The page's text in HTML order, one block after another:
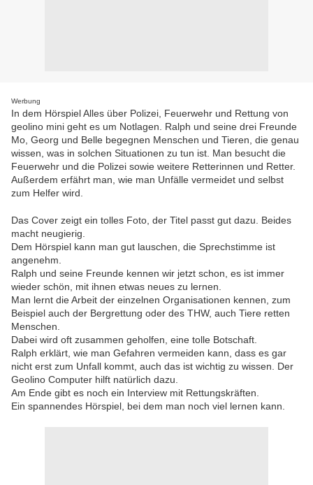
Werbung
In dem Hörspiel Alles über Polizei, Feuerwehr und Rettung von
geolino mini geht es um Notlagen. Ralph und seine drei Freunde
Mo, Georg und Belle begegnen Menschen und Tieren, die genau
wissen, was in solchen Situationen zu tun ist. Man besucht die
Feuerwehr und die Polizei sowie weitere Retterinnen und Retter.
Außerdem erfährt man, wie man Unfälle vermeidet und selbst
zum Helfer wird.
Das Cover zeigt ein tolles Foto, der Titel passt gut dazu. Beides
macht neugierig.
Dem Hörspiel kann man gut lauschen, die Sprechstimme ist
angenehm.
Ralph und seine Freunde kennen wir jetzt schon, es ist immer
wieder schön, mit ihnen etwas neues zu lernen.
Man lernt die Arbeit der einzelnen Organisationen kennen, zum
Beispiel auch der Bergrettung oder des THW, auch Tiere retten
Menschen.
Dabei wird oft zusammen geholfen, eine tolle Botschaft.
Ralph erklärt, wie man Gefahren vermeiden kann, dass es gar
nicht erst zum Unfall kommt, auch das ist wichtig zu wissen. Der
Geolino Computer hilft natürlich dazu.
Am Ende gibt es noch ein Interview mit Rettungskräften.
Ein spannendes Hörspiel, bei dem man noch viel lernen kann.